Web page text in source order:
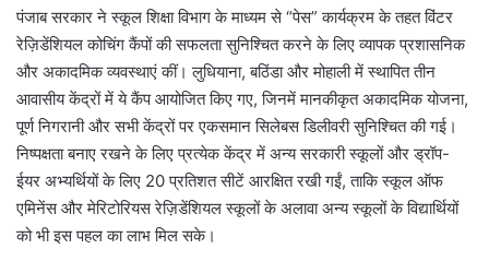
पंजाब सरकार ने स्कूल शिक्षा विभाग के माध्यम से “पेस” कार्यक्रम के तहत विंटर
रेज़िडेंशियल कोचिंग कैंपों की सफलता सुनिश्चित करने के लिए व्यापक प्रशासनिक
और अकादमिक व्यवस्थाएं कीं। लुधियाना, बठिंडा और मोहाली में स्थापित तीन
आवासीय केंद्रों में ये कैंप आयोजित किए गए, जिनमें मानकीकृत अकादमिक योजना,
पूर्ण निगरानी और सभी केंद्रों पर एकसमान सिलेबस डिलीवरी सुनिश्चित की गई।
निष्पक्षता बनाए रखने के लिए प्रत्येक केंद्र में अन्य सरकारी स्कूलों और ड्रॉप-
ईयर अभ्यर्थियों के लिए 20 प्रतिशत सीटें आरक्षित रखी गईं, ताकि स्कूल ऑफ
एमिनेंस और मेरिटोरियस रेज़िडेंशियल स्कूलों के अलावा अन्य स्कूलों के विद्यार्थियों
को भी इस पहल का लाभ मिल सके।